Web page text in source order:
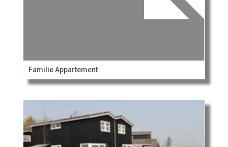
Familie Appartement